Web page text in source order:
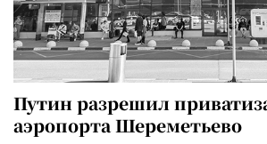
Путин разрешил
аэропорта Шереметьево